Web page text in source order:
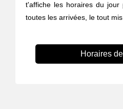
t'affiche les horaires du
toutes les arrivées, le tout
Horaires